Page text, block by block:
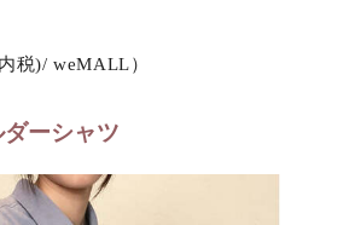
税)/ weMALL）
ダーシャツ